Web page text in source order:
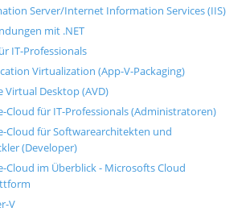
Server/Internet Information Services (IIS)
mit .NET
IT-Professionals
Virtualization (App-V-Packaging)
Virtual Desktop (AVD)
Cloud für IT-Professionals (Administratoren)
Cloud für Softwarearchitekten und
(Developer)
Cloud im Überblick - Microsofts Cloud
V